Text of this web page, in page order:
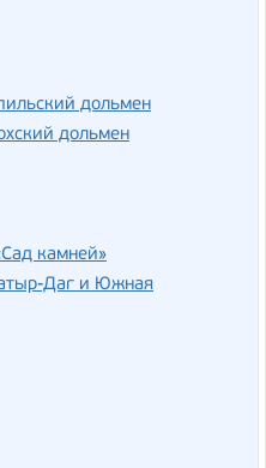
дольмен
дольмен
камней»
Даг и Южная